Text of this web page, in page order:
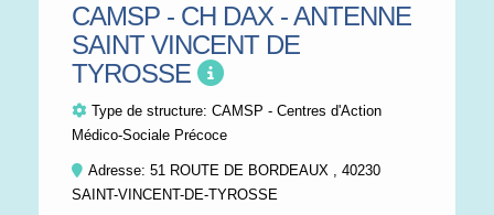
CAMSP - CH DAX - ANTENNE
SAINT VINCENT DE
TYROSSE
Type de structure: CAMSP - Centres d'Action
Médico-Sociale Précoce
Adresse: 51 ROUTE DE BORDEAUX , 40230
SAINT-VINCENT-DE-TYROSSE